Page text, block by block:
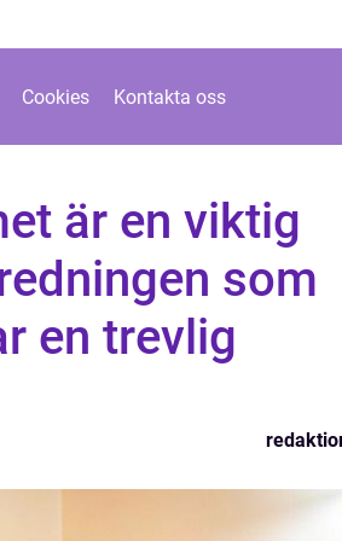
Cookies Kontakta oss
är en viktig
som
en trevlig